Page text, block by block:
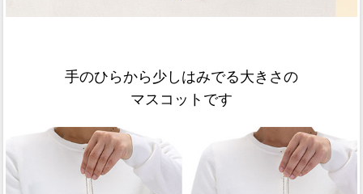
手のひらから少しはみでる大きさの
マスコットです